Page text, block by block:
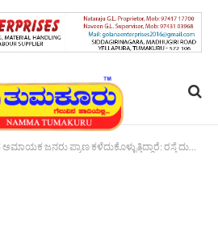
ಪ್ರಾಣ ಕಳೆದುಕೊಳ್ಳುತ್ತಿದ್ದಾರೆ: ರಸ್ತೆ ದುರಾವಸ್ಥೆ ವಿರುದ್ಧ ಪ್ರತಿಭಟನೆ